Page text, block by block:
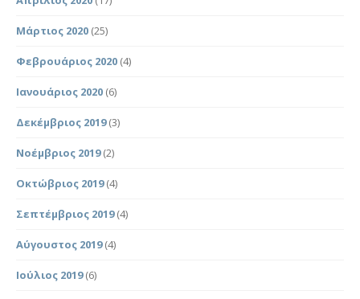
Μάρτιος 2020 (25)
Φεβρουάριος 2020 (4)
Ιανουάριος 2020 (6)
Δεκέμβριος 2019(3)
Νοέμβριος 2019(2)
Οκτώβριος 2019(4)
Σεπτέμβριος 2019(4)
Αύγουστος 2019(4)
Ιούλιος 2019(6)